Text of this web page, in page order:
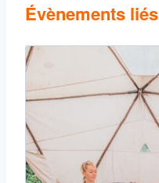
Évènements liés